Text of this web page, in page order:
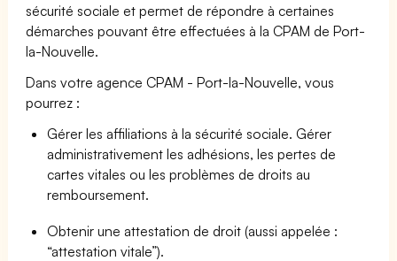
sécurité sociale et permet de répondre à certaines
démarches pouvant être effectuées à la CPAM de Port-
la-Nouvelle.
Dans votre agence CPAM - Port-la-Nouvelle, vous
pourrez :
Gérer les affiliations à la sécurité sociale. Gérer
administrativement les adhésions, les pertes de
cartes vitales ou les problèmes de droits au
remboursement.
Obtenir une attestation de droit (aussi appelée :
“attestation vitale”).